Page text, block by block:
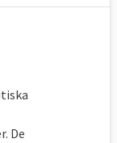
De